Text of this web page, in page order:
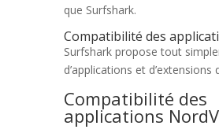
que Surfshark.
Compatibilité des
Surfshark propose tout
d’applications et d’extensions
Compatibilité des
applications